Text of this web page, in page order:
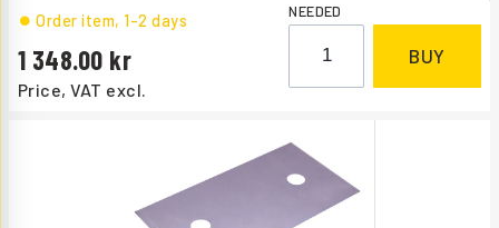
Price, VAT excl.
1 348.00
Order item, 1-2 days NEEDED
BUY